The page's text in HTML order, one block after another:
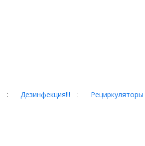
: Дезинфекция!!! : Рециркуляторы